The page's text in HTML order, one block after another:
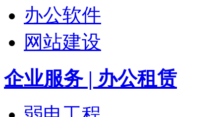
办公软件
网站建设
企业服务 | 办公租赁